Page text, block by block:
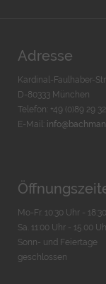
Adresse
Kardinal-Faulhaber-
D-80333 München
Telefon: +49 (0)89 29
E-Mail:
Mo-Fr. 10:30 Uhr -
Sa. 11:00 Uhr - 15.00
Sonn- und Feiertage
geschlossen